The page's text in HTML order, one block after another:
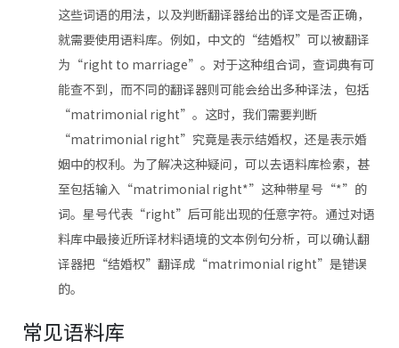
这些词语的用法，以及判断翻译器给出的译文是否正确，
就需要使用语料库。例如，中文的“结婚权”可以被翻译
为“right to marriage”。对于这种组合词，查词典有可
能查不到，而不同的翻译器则可能会给出多种译法，包括
“matrimonial right”。这时，我们需要判断
“matrimonial right”究竟是表示结婚权，还是表示婚
姻中的权利。为了解决这种疑问，可以去语料库检索，甚
至包括输入“matrimonial right*”这种带星号“*”的
词。星号代表“right”后可能出现的任意字符。通过对语
料库中最接近所译材料语境的文本例句分析，可以确认翻
译器把“结婚权”翻译成“matrimonial right”是错误
的。
常见语料库